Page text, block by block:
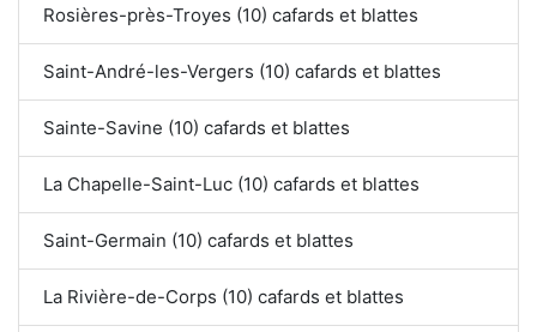
Rosières-près-Troyes (10) cafards et blattes
Saint-André-les-Vergers (10) cafards et blattes
Sainte-Savine (10) cafards et blattes
La Chapelle-Saint-Luc (10) cafards et blattes
Saint-Germain (10) cafards et blattes
La Rivière-de-Corps (10) cafards et blattes